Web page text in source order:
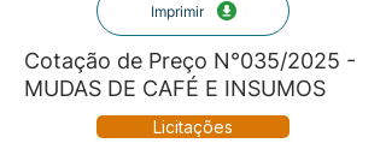
Imprimir
Cotação de Preço N°035/2025 -
MUDAS DE CAFÉ E INSUMOS
Licitações